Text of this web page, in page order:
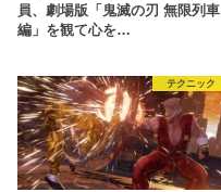
員、劇場版「鬼滅の刃 無限列車
編」を観て心を…
テクニック